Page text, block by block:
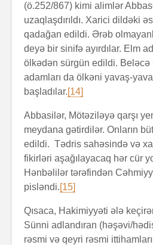
(ö.252/867) kimi alimlər
uzaqlaşdırıldı. Xarici dildəki
qadağan edildi. Ərəb
deyə bir sinifə ayırdılar. Elm
ölkədən sürgün edildi. Beləcə
adamları da ölkəni yavaş-
başladılar.[14]
Abbasilər, Mötəziləyə qarşı
meydana gətirdilər. Onların
edildi. Tədris sahəsində və
fikirləri aşağılayacaq hər cür
Hənbəlilər tərəfindən
pisləndi.[15]
Qısaca, Hakimiyyəti ələ
Sünni adlandıran (həşəvi/
rəsmi və qeyri rəsmi